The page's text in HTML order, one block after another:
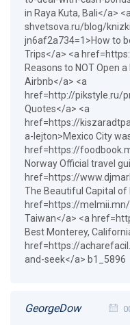
in Raya Kuta, Bali</a>
shvetsova.ru/blog/
jn6af2a734=1>How to
Trips</a> <a
Reasons to NOT Open
Airbnb</a> <a
href=http://pikstyle.ru/
Quotes</a> <a
href=https://
a-lejton>Mexico City
href=https://
Norway Official travel
href=https://
The Beautiful Capital of
href=https://
Taiwan</a> <a
Best Monterey,
href=https://
and-seek</a> b1_5896
GeorgeDow